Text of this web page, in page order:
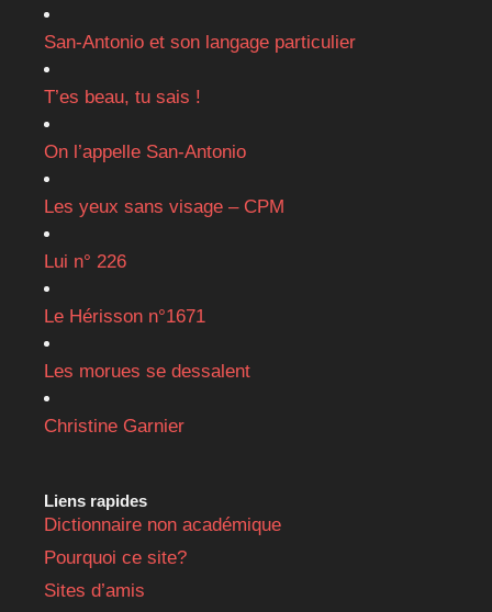
San-Antonio et son langage particulier
T’es beau, tu sais !
On l’appelle San-Antonio
Les yeux sans visage – CPM
Lui n° 226
Le Hérisson n°1671
Les morues se dessalent
Christine Garnier
Liens rapides
Dictionnaire non académique
Pourquoi ce site?
Sites d’amis